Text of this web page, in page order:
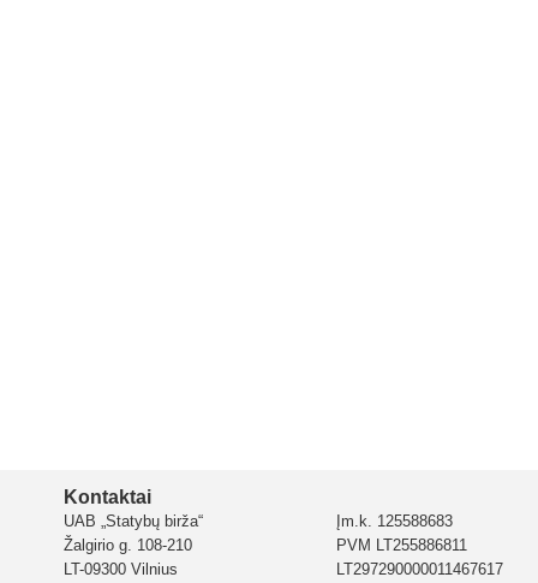
Kontaktai
UAB „Statybų birža“
Žalgirio g. 108-210
LT-09300 Vilnius
Įm.k. 125588683
PVM LT255886811
LT297290000011467617